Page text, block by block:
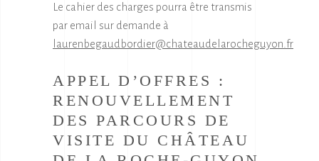
Le cahier des charges pourra être transmis
par email sur demande à
laurenbegaudbordier@chateaudelarocheguyon.fr
APPEL D’OFFRES :
RENOUVELLEMENT
DES PARCOURS DE
VISITE DU CHÂTEAU